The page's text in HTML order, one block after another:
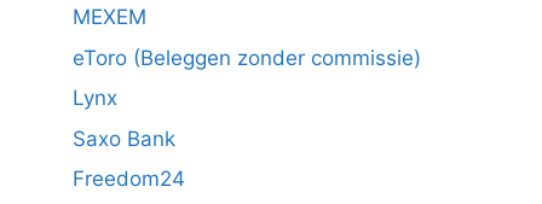
MEXEM
eToro (Beleggen zonder commissie)
Lynx
Saxo Bank
Freedom24